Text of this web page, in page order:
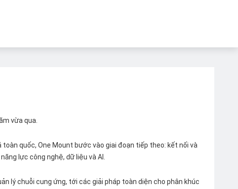
vừa qua.
quốc, One Mount bước vào giai đoạn tiếp theo: kết nối và
lực công nghệ, dữ liệu và AI.
lý chuỗi cung ứng, tới các giải pháp toàn diện cho phân khúc